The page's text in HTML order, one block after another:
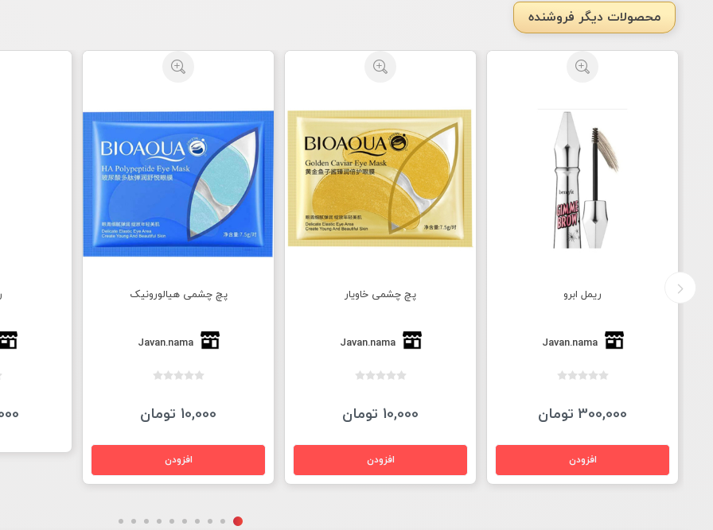
محصولات دیگر فروشنده
ریمل ابرو
Javan.nama
300,000 تومان
پچ چشمی خاویار
Javan.nama
10,000 تومان
پچ چشمی هیالورونیک
Javan.nama
10,000 تومان